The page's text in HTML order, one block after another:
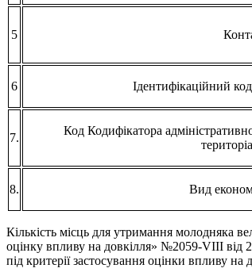
5
6 Ідентифікаційний
7.
Код Кодифікатора
8. Вид
Кількість місць для утримання молодняка
оцінку впливу на довкілля» №2059-VIII від
під критерії застосування оцінки впливу